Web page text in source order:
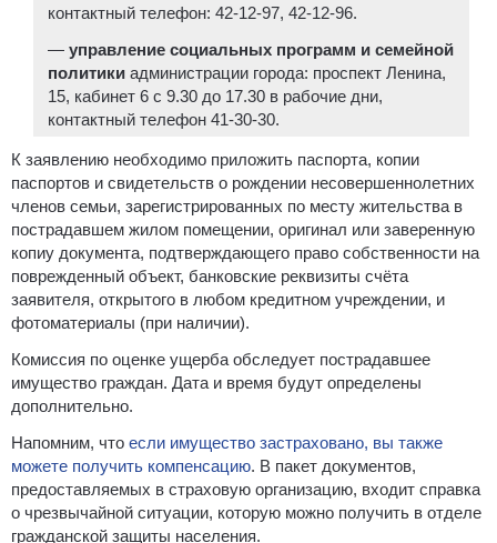
контактный телефон: 42-12-97, 42-12-96.
— управление социальных программ и семейной
политики администрации города: проспект Ленина,
15, кабинет 6 с 9.30 до 17.30 в рабочие дни,
контактный телефон 41-30-30.
К заявлению необходимо приложить паспорта, копии
паспортов и свидетельств о рождении несовершеннолетних
членов семьи, зарегистрированных по месту жительства в
пострадавшем жилом помещении, оригинал или заверенную
копиу документа, подтверждающего право собственности на
поврежденный объект, банковские реквизиты счёта
заявителя, открытого в любом кредитном учреждении, и
фотоматериалы (при наличии).
Комиссия по оценке ущерба обследует пострадавшее
имущество граждан. Дата и время будут определены
дополнительно.
Напомним, что если имущество застраховано, вы также
можете получить компенсацию. В пакет документов,
предоставляемых в страховую организацию, входит справка
о чрезвычайной ситуации, которую можно получить в отделе
гражданской защиты населения.